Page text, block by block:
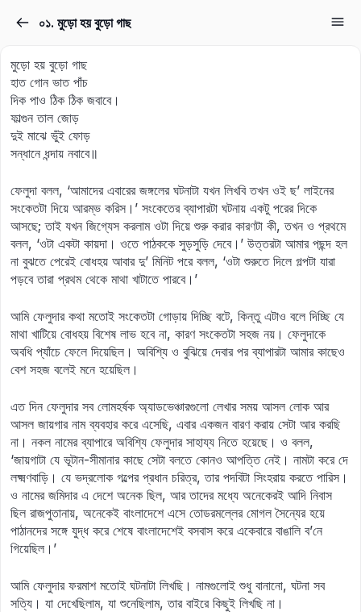
০১. মুড়ো হয় বুড়ো গাছ
মুড়ো হয় বুড়ো গাছ
হাত গোন ভাত পাঁচ
দিক পাও ঠিক ঠিক জবাবে।
ফাল্গুন তাল জোড়
দুই মাঝে ভুঁই ফোড়
সন্ধানে ধন্দায় নবাবে॥
ফেলুদা বলল, ‘আমাদের এবারের জঙ্গলের ঘটনাটা যখন লিখবি তখন ওই ছ’ লাইনের
সংকেতটা দিয়ে আরম্ভ করিস।’ সংকেতের ব্যাপারটা ঘটনায় একটু পরের দিকে
আসছে; তাই যখন জিগ্যেস করলাম ওটা দিয়ে শুরু করার কারণটা কী, তখন ও প্রথমে
বলল, ‘ওটা একটা কায়দা। ওতে পাঠককে সুড়সুড়ি দেবে।’ উত্তরটা আমার পছন্দ হল
না বুঝতে পেরেই বোধহয় আবার দু’ মিনিট পরে বলল, ‘ওটা শুরুতে দিলে গল্পটা যারা
পড়বে তারা প্রথম থেকে মাথা খাটাতে পারবে।’
আমি ফেলুদার কথা মতোই সংকেতটা গোড়ায় দিচ্ছি বটে, কিন্তু এটাও বলে দিচ্ছি যে
মাথা খাটিয়ে বোধহয় বিশেষ লাভ হবে না, কারণ সংকেতটা সহজ নয়। ফেলুদাকে
অবধি প্যাঁচে ফেলে দিয়েছিল। অবিশ্যি ও বুঝিয়ে দেবার পর ব্যাপারটা আমার কাছেও
বেশ সহজ বলেই মনে হয়েছিল।
এত দিন ফেলুদার সব লোমহর্ষক অ্যাডভেঞ্চারগুলো লেখার সময় আসল লোক আর
আসল জায়গার নাম ব্যবহার করে এসেছি, এবার একজন বারণ করায় সেটা আর করছি
না। নকল নামের ব্যাপারে অবিশ্যি ফেলুদার সাহায্য নিতে হয়েছে। ও বলল,
‘জায়গাটা যে ভূটান-সীমানার কাছে সেটা বলতে কোনও আপত্তি নেই। নামটা করে দে
লক্ষ্মণবাড়ি। যে ভদ্রলোক গল্পের প্রধান চরিত্র, তার পদবিটা সিংহরায় করতে পারিস।
ও নামের জমিদার এ দেশে অনেক ছিল, আর তাদের মধ্যে অনেকেরই আদি নিবাস
ছিল রাজপুতানায়, অনেকেই বাংলাদেশে এসে তোডরমল্লের মোগল সৈন্যের হয়ে
পাঠানদের সঙ্গে যুদ্ধ করে শেষে বাংলাদেশেই বসবাস করে একেবারে বাঙালি ব’নে
গিয়েছিল।’
আমি ফেলুদার ফরমাশ মতোই ঘটনাটা লিখছি। নামগুলোই শুধু বানানো, ঘটনা সব
সত্যি। যা দেখেছিলাম, যা শুনেছিলাম, তার বাইরে কিছুই লিখছি না।
Don’t have an account?
Remember me